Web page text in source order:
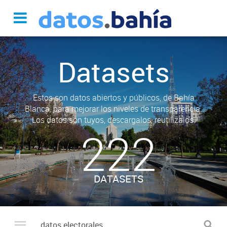
Datasets
Estos son datos abiertos y públicos, de Bahía
Blanca, para mejorar los niveles de transparencia.
Los datos son tuyos, descargalos, reutilizalos.
222
DATASETS